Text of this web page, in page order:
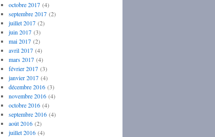
octobre 2017(4)
septembre 2017(2)
juillet 2017(2)
juin 2017(3)
mai 2017(2)
avril 2017(4)
mars 2017(4)
février 2017(3)
janvier 2017(4)
décembre 2016(3)
novembre 2016(4)
octobre 2016(4)
septembre 2016(4)
août 2016(2)
juillet 2016(4)